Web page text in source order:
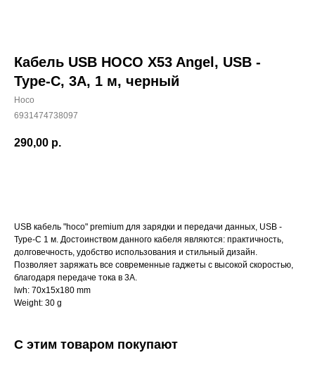
Кабель USB HOCO X53 Angel, USB -
Type-C, 3А, 1 м, черный
Hoco
6931474738097
290,00 р.
USB кабель "hoco" premium для зарядки и передачи данных, USB -
Type-C 1 м. Достоинством данного кабеля являются: практичность,
долговечность, удобство использования и стильный дизайн.
Позволяет заряжать все современные гаджеты с высокой скоростью,
благодаря передаче тока в 3А.
lwh: 70x15x180 mm
Weight: 30 g
С этим товаром покупают